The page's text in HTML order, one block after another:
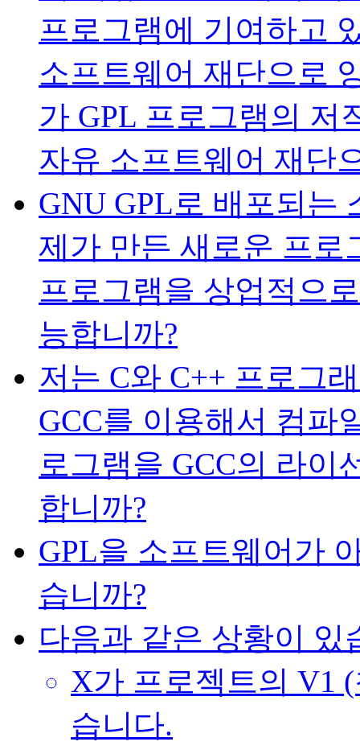
프로그램에 기여하고
소프트웨어 재단으로
가 GPL 프로그램의 저
자유 소프트웨어 재단
GNU GPL로 배포되는
제가 만든 새로운 프로
프로그램을 상업적으
능합니까?
저는 C와 C++ 프로그
GCC를 이용해서 컴파
로그램을 GCC의 라이
합니까?
GPL을 소프트웨어가
습니까?
다음과 같은 상황이 있
X가 프로젝트의 V1
습니다.